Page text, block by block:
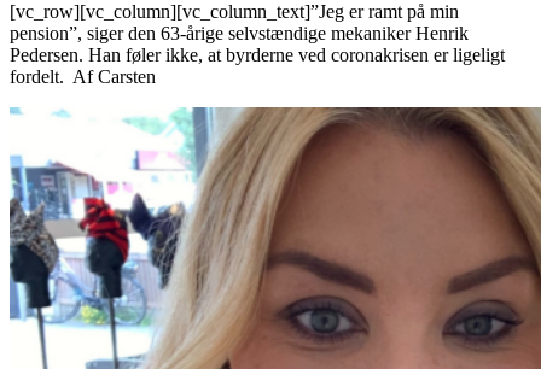
[vc_row][vc_column][vc_column_text]”Jeg er ramt på min
pension”, siger den 63-årige selvstændige mekaniker Henrik
Pedersen. Han føler ikke, at byrderne ved coronakrisen er ligeligt
fordelt. Af Carsten